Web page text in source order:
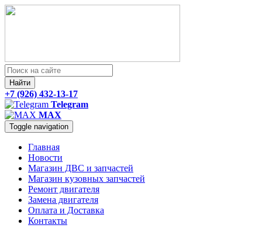
Найти
+7 (926) 432-13-17
Telegram
MAX
Toggle navigation
Главная
Новости
Магазин ДВС и запчастей
Магазин кузовных запчастей
Ремонт двигателя
Замена двигателя
Оплата и Доставка
Контакты